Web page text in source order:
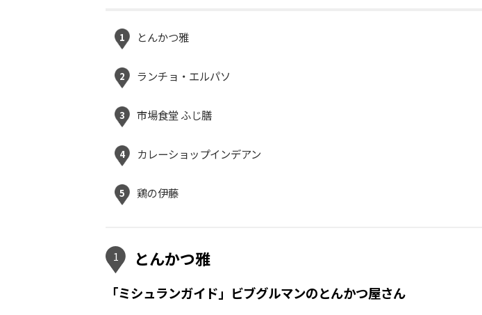
1 とんかつ雅
2 ランチョ・エルパソ
3 市場食堂 ふじ膳
4 カレーショップインデアン
5 鶏の伊藤
1 とんかつ雅
「ミシュランガイド」ビブグルマンのとんかつ屋さん